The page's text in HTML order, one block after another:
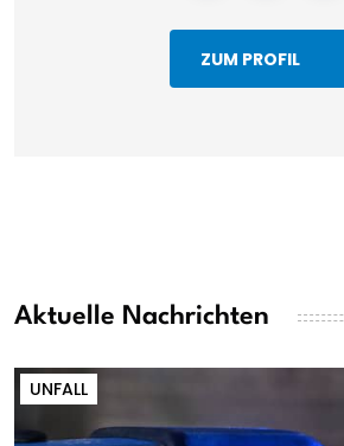
ZUM PROFIL
Aktuelle Nachrichten
UNFALL